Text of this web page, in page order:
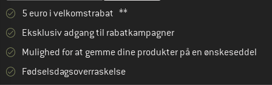
5 euro i velkomstrabat **
Eksklusiv adgang til rabatkampagner
Mulighed for at gemme dine produkter på en ønskeseddel
Fødselsdagsoverraskelse